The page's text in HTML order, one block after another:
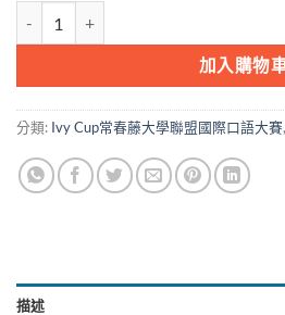
加入購物
分類: Ivy Cup常春藤大學聯盟國際口語大賽,
描述